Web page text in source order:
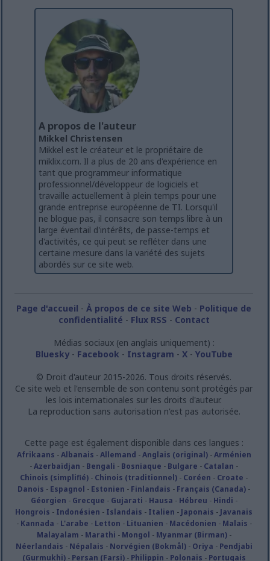
A propos de l'auteur
Mikkel Christensen
Mikkel est le créateur et le propriétaire de
miklix.com. Il a plus de 20 ans d'expérience en
tant que programmeur informatique
professionnel/développeur de logiciels et
travaille actuellement à plein temps pour une
grande entreprise européenne de TI. Lorsqu'il
ne blogue pas, il consacre son temps libre à un
large éventail d'intérêts, de passe-temps et
d'activités, ce qui peut se refléter dans une
certaine mesure dans la variété des sujets
abordés sur ce site web.
Page d'accueil -À propos de ce site Web - Politique de
confidentialité - Flux RSS - Contact
Médias sociaux (en anglais uniquement) :
Bluesky- Facebook - Instagram - X- YouTube
© Droit d'auteur 2015-2026. Tous droits réservés.
Ce site web et l'ensemble de son contenu sont protégés par
les lois internationales sur les droits d'auteur.
La reproduction sans autorisation n'est pas autorisée.
Cette page est également disponible dans ces langues :
Afrikaans -Albanais -Allemand -Anglais (original)-Arménien
-Azerbaïdjan - Bengali - Bosniaque - Bulgare - Catalan -
Chinois (simplifié) - Chinois (traditionnel) - Coréen - Croate -
Danois - Espagnol - Estonien - Finlandais - Français (Canada) -
Géorgien - Grecque - Gujarati - Hausa - Hébreu - Hindi -
Hongrois - Indonésien - Islandais - Italien - Japonais - Javanais
- Kannada - L'arabe - Letton - Lituanien - Macédonien - Malais -
Malayalam - Marathi - Mongol - Myanmar (Birman)-
Néerlandais - Népalais - Norvégien (Bokmål)- Oriya - Pendjabi
(Gurmukhi)- Persan (Farsi)- Philippin - Polonais - Portugais